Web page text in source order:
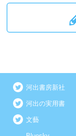
河出書房新社
河出の実用書
文藝